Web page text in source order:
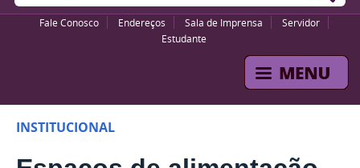
Fale Conosco Endereços Sala de Imprensa
Servidor
Estudante
INSTITUCIONAL